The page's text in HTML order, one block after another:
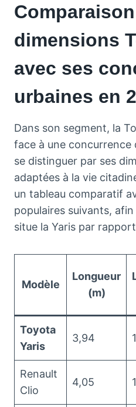
dimensions
avec ses
urbaines en
Dans son segment, la
face à une concurrence
se distinguer par ses
adaptées à la vie
un tableau comparatif
populaires suivants,
situe la Yaris par
Modèle
Longueur
(m)
Toyota
Yaris
3,94
Renault
Clio
4,05